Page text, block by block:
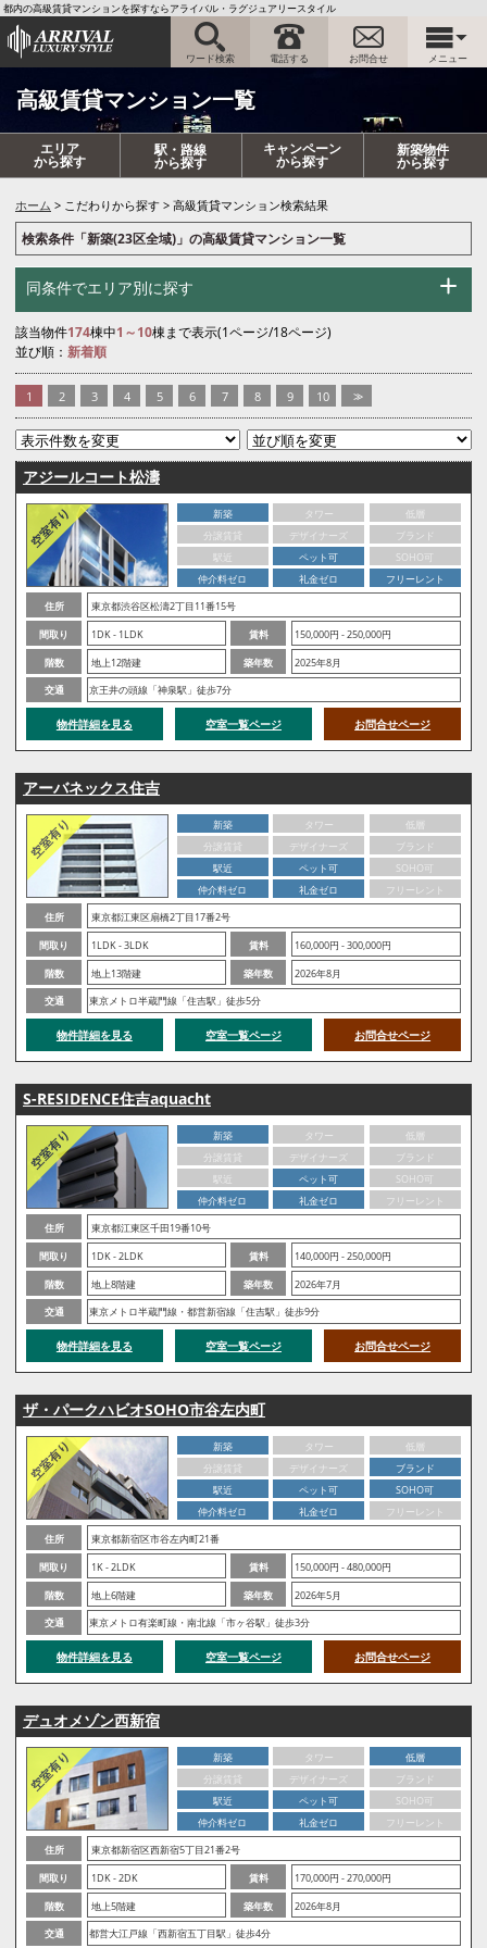
都内の高級賃貸マンションを探すならアライバル・ラグジュアリースタイル
ワード検索 電話する お問合せ メニュー
高級賃貸マンション一覧
エリア
から探す
駅・路線
から探す
キャンペーン
から探す
新築物件
から探す
ホーム こだわりから探す 高級賃貸マンション検索結果
検索条件「新築(23区全域)」の高級賃貸マンション一覧
同条件でエリア別に探す
該当物件174棟中1～10棟まで表示(1ページ/18ページ)
並び順： 新着順
1 2 3 4 5 6 7 8 9 10 >>
アジールコート松濤
新築 タワー
低層
分譲賃貸
デザイナーズ
ブランド
駅近
ペット可
SOHO可
仲介料ゼロ
礼金ゼロ
フリーレント
住所
東京都渋谷区松濤2丁目11番15号
間取り
1DK - 1LDK 賃料
150,000円 - 250,000円
階数
地上12階建 築年数
2025年8月
交通
京王井の頭線「神泉駅」徒歩7分
物件詳細を見る 空室一覧ページ お問合せページ
アーバネックス住吉
新築 タワー
低層
分譲賃貸
デザイナーズ
ブランド
駅近
ペット可
SOHO可
仲介料ゼロ
礼金ゼロ
フリーレント
住所
東京都江東区扇橋2丁目17番2号
間取り
1LDK - 3LDK 賃料
160,000円 - 300,000円
階数
地上13階建 築年数
2026年8月
交通
東京メトロ半蔵門線「住吉駅」徒歩5分
物件詳細を見る 空室一覧ページ お問合せページ
S-RESIDENCE住吉aquacht
新築 タワー
低層
分譲賃貸
デザイナーズ
ブランド
駅近
ペット可
SOHO可
仲介料ゼロ
礼金ゼロ
フリーレント
住所
東京都江東区千田19番10号
間取り
1DK - 2LDK 賃料
140,000円 - 250,000円
階数
地上8階建 築年数
2026年7月
交通
東京メトロ半蔵門線・都営新宿線「住吉駅」徒歩9分
物件詳細を見る 空室一覧ページ お問合せページ
ザ・パークハビオSOHO市谷左内町
新築 タワー
低層
分譲賃貸
デザイナーズ
ブランド
駅近
ペット可
SOHO可
仲介料ゼロ
礼金ゼロ
フリーレント
住所
東京都新宿区市谷左内町21番
間取り
1K - 2LDK 賃料
150,000円 - 480,000円
階数
地上6階建 築年数
2026年5月
交通
東京メトロ有楽町線・南北線「市ヶ谷駅」徒歩3分
物件詳細を見る 空室一覧ページ お問合せページ
デュオメゾン西新宿
新築 タワー
低層
分譲賃貸
デザイナーズ
ブランド
駅近
ペット可
SOHO可
仲介料ゼロ
礼金ゼロ
フリーレント
住所
東京都新宿区西新宿5丁目21番2号
間取り
1DK - 2DK 賃料
170,000円 - 270,000円
階数
地上5階建 築年数
2026年8月
交通
都営大江戸線「西新宿五丁目駅」徒歩4分